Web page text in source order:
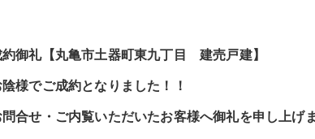
御礼【丸亀市土器町東九丁目 建売戸建】
様でご成約となりました！！
合せ・ご内覧いただいたお客様へ御礼を申し上げま